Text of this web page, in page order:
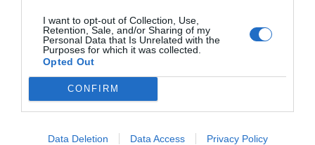
I want to opt-out of Collection, Use,
Retention, Sale, and/or Sharing of my
Personal Data that Is Unrelated with the
Purposes for which it was collected.
Opted Out
CONFIRM
Data Deletion Data Access Privacy Policy
-15% -15%